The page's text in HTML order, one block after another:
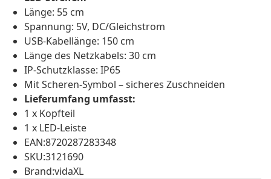
Länge: 55 cm
Spannung: 5V, DC/Gleichstrom
USB-Kabellänge: 150 cm
Länge des Netzkabels: 30 cm
IP-Schutzklasse: IP65
Mit Scheren-Symbol – sicheres Zuschneiden
Lieferumfang umfasst:
1 x Kopfteil
1 x LED-Leiste
EAN:8720287283348
SKU:3121690
Brand:vidaXL